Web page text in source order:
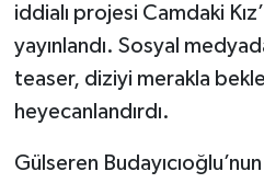
iddialı projesi Camdaki
yayınlandı. Sosyal
teaser, diziyi merakla
heyecanlandırdı.
Gülseren